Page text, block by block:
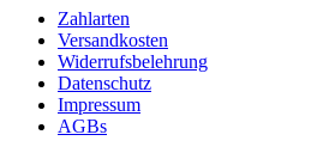
Zahlarten
Versandkosten
Widerrufsbelehrung
Datenschutz
Impressum
AGBs